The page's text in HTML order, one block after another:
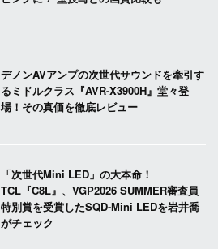
デノンAVアンプの次世代サウンドを牽引す
るミドルクラス『AVR-X3900H』堂々登
場！その真価を徹底レビュー
「次世代Mini LED」の大本命！
TCL『C8L』、VGP2026 SUMMER審査員
特別賞を受賞したSQD-Mini LEDを岩井喬
がチェック